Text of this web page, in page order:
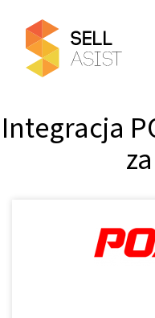
Integracja